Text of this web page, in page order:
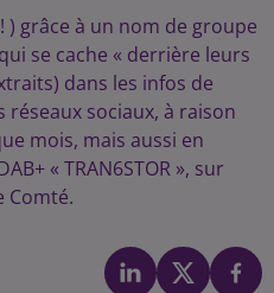
grâce à un nom de groupe
se cache « derrière leurs
dans les infos de
réseaux sociaux, à raison
mois, mais aussi en
« TRAN6STOR », sur
Comté.